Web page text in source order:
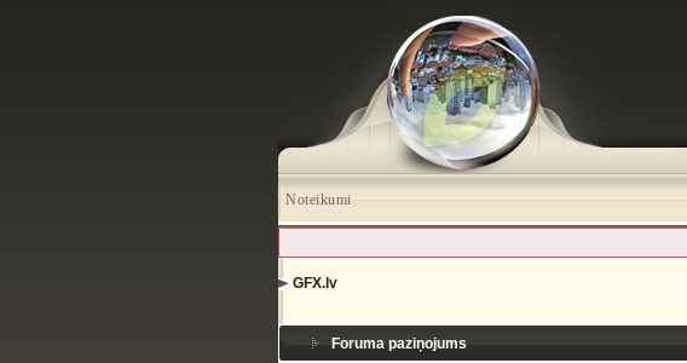
Noteikumi
GFX.lv
Foruma paziņojums